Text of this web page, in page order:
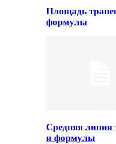
Площадь
формулы
Средняя линия
и формулы